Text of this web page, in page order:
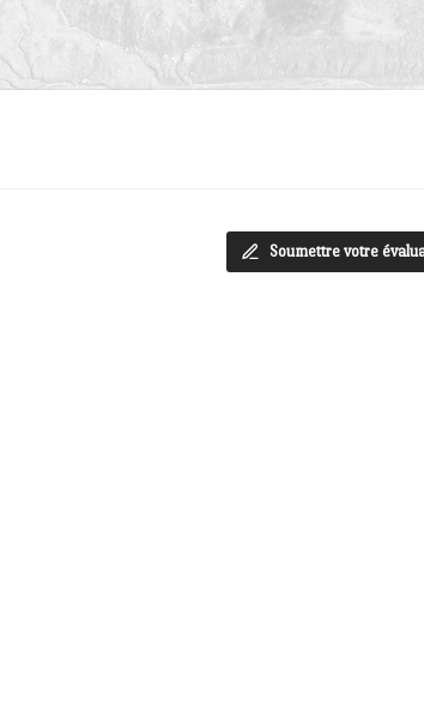
Soumettre votre